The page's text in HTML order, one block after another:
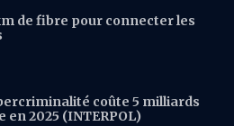
de fibre pour connecter les
coûte 5 milliards
en 2025 (INTERPOL)